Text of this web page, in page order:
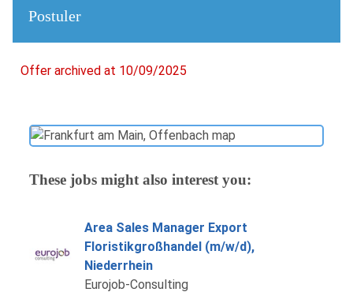
Postuler
Offer archived at 10/09/2025
These jobs might also interest you:
Area Sales Manager Export
Floristikgroßhandel (m/w/d),
Niederrhein
Eurojob-Consulting